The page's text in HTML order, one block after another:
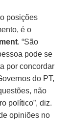
posições
é o
. “São
pode se
por concordar
do PT,
não
político”, diz.
opiniões no